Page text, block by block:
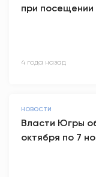
при посещении
4 года назад
НОВОСТИ
Власти Югры
октября по 7